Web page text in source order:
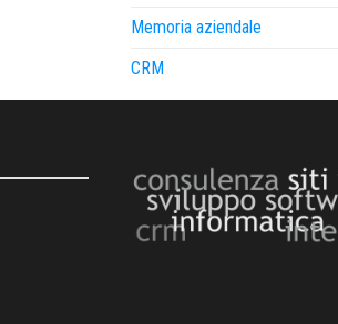
Memoria aziendale
CRM